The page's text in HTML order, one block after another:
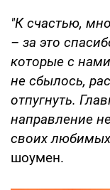
"К счастью,
– за это
которые с
не сбылось,
отпугнуть.
направление
своих
шоумен.